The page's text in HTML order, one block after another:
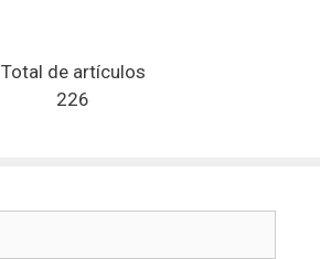
Total de artículos
226